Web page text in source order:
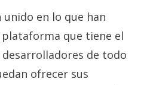
unido en lo que han
plataforma que tiene el
de todo
ofrecer sus